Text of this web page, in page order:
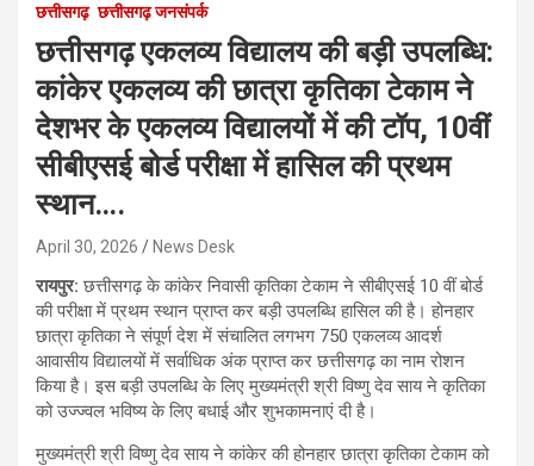
छत्तीसगढ़ छत्तीसगढ़ जनसंपर्क
छत्तीसगढ़ एकलव्य विद्यालय की बड़ी उपलब्धि:
कांकेर एकलव्य की छात्रा कृतिका टेकाम ने
देशभर के एकलव्य विद्यालयों में की टॉप, 10वीं
सीबीएसई बोर्ड परीक्षा में हासिल की प्रथम
स्थान….
April 30, 2026 News Desk
रायपुर:छत्तीसगढ़ के कांकेर निवासी कृतिका टेकाम ने सीबीएसई 10 वीं बोर्ड
की परीक्षा में प्रथम स्थान प्राप्त कर बड़ी उपलब्धि हासिल की है। होनहार
छात्रा कृतिका ने संपूर्ण देश में संचालित लगभग 750 एकलव्य आदर्श
आवासीय विद्यालयों में सर्वाधिक अंक प्राप्त कर छत्तीसगढ़ का नाम रोशन
किया है। इस बड़ी उपलब्धि के लिए मुख्यमंत्री श्री विष्णु देव साय ने कृतिका
को उज्ज्वल भविष्य के लिए बधाई और शुभकामनाएं दी है।
मुख्यमंत्री श्री विष्णु देव साय ने कांकेर की होनहार छात्रा कृतिका टेकाम को